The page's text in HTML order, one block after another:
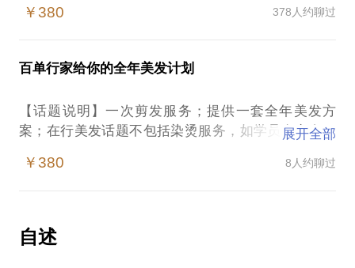
飘逸的秀发？脑顶长了与众不同的“旋儿”，怎么换发
少，却遭遇秃顶危机？明明同龄，却总被人当成姐
姐，其实罪魁祸首只是发型没有衬托好你的年
型师都让我烫头发，可发质越烫越糟。除了烫烫烫，
还有没有别的办法？当然有！来约见我吧。我会让你
享受到最极致的发型体验。约见内容包括以下所有：
果。既是发型师的引以为豪的作品，也是你每日以此
￥380 378人约聊过
百单行家给你的全年美发计划
【话题说明】一次剪发服务；提供一套全年美发方
案；在行美发话题不包括染烫服务，如学员有意向，
功拿下意中人? 或者焕然一新，从头开始，搞定跳槽
阶段都需要做不同的调整，烫发，染发，护理，剪发
都有自己的时间节点。一个科学合理的美发计划，会
展开全部
￥380 8人约聊过
自述